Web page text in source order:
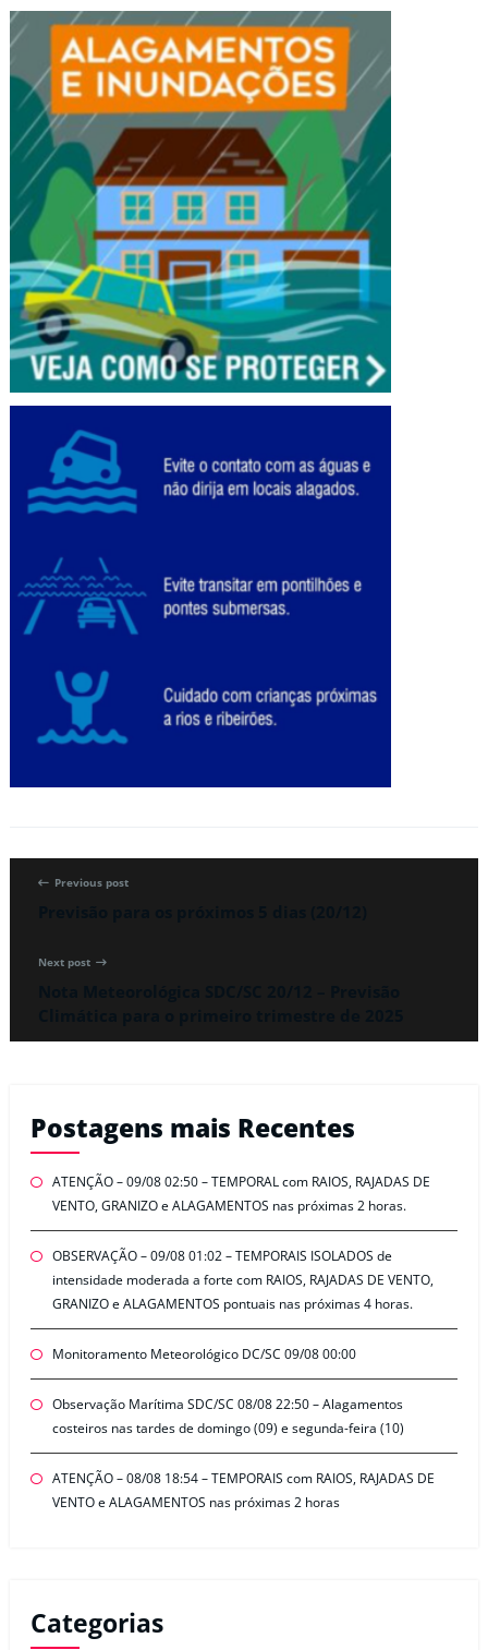
Previous post
Next post
Postagens mais Recentes
ATENÇÃO – 09/08 02:50 – TEMPORAL com RAIOS, RAJADAS DE
VENTO, GRANIZO e ALAGAMENTOS nas próximas 2 horas.
OBSERVAÇÃO – 09/08 01:02 – TEMPORAIS ISOLADOS de
intensidade moderada a forte com RAIOS, RAJADAS DE VENTO,
GRANIZO e ALAGAMENTOS pontuais nas próximas 4 horas.
Monitoramento Meteorológico DC/SC 09/08 00:00
Observação Marítima SDC/SC 08/08 22:50 – Alagamentos
costeiros nas tardes de domingo (09) e segunda-feira (10)
ATENÇÃO – 08/08 18:54 – TEMPORAIS com RAIOS, RAJADAS DE
VENTO e ALAGAMENTOS nas próximas 2 horas
Categorias